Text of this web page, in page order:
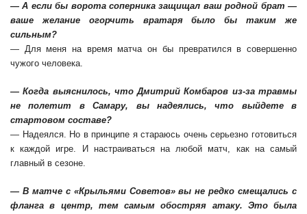
— А если бы ворота соперника защищал ваш родной брат —
ваше желание огорчить вратаря было бы таким же
сильным?
— Для меня на время матча он бы превратился в совершенно
чужого человека.
— Когда выяснилось, что Дмитрий Комбаров из-за травмы
не полетит в Самару, вы надеялись, что выйдете в
стартовом составе?
— Надеялся. Но в принципе я стараюсь очень серьезно готовиться
к каждой игре. И настраиваться на любой матч, как на самый
главный в сезоне.
— В матче с «Крыльями Советов» вы не редко смещались с
фланга в центр, тем самым обостряя атаку. Это была